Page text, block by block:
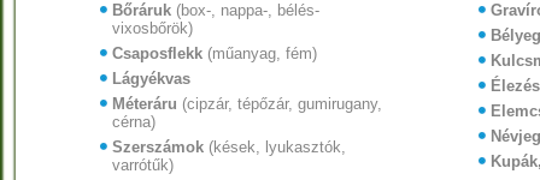
Bőráruk (box-, nappa-, bélés-
vixosbőrök)
Csaposflekk (műanyag, fém)
Lágyékvas
Méteráru (cipzár, tépőzár, gumirugany,
cérna)
Szerszámok (kések, lyukasztók,
varrótűk)
Élezés